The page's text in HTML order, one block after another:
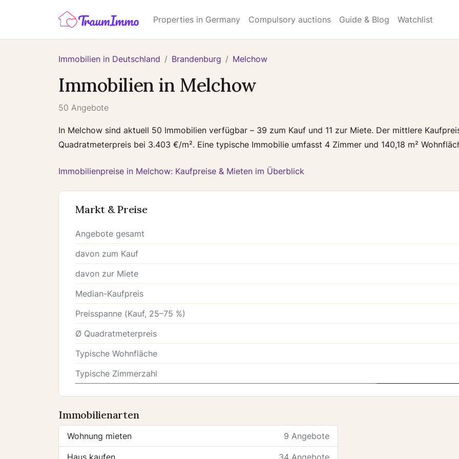
Properties in Germany Compulsory auctions Guide & Blog Watchlist
Immobilien in Deutschland Brandenburg Melchow
Immobilien in Melchow
50 Angebote
In Melchow sind aktuell 50 Immobilien verfügbar – 39 zum Kauf und 11 zur Miete. Der mittlere
Quadratmeterpreis bei 3.403 €/m². Eine typische Immobilie umfasst 4 Zimmer und 140,18 m²
Immobilienpreise in Melchow: Kaufpreise & Mieten im Überblick
Markt & Preise
Angebote gesamt
davon zum Kauf
davon zur Miete
Median-Kaufpreis
Preisspanne (Kauf, 25–75 %)
Ø Quadratmeterpreis
Typische Wohnfläche
Typische Zimmerzahl
Immobilienarten
Wohnung mieten 9 Angebote
Haus kaufen 34 Angebote